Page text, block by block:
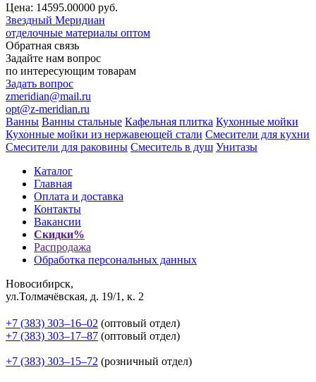
Цена: 14595.00000 руб.
Звездный Меридиан
отделочные материалы оптом
Обратная связь
Задайте нам вопрос
по интересующим товарам
Задать вопрос
zmeridian@mail.ru
opt@z-meridian.ru
Ванны Ванны стальные Кафельная плитка Кухонные мойки
Кухонные мойки из нержавеющей стали Смесители для кухни
Смесители для раковины Смеситель в душ Унитазы
Каталог
Главная
Оплата и доставка
Контакты
Вакансии
Скидки%
Распродажа
Обработка персональных данных
Новосибирск,
ул.Толмачёвская, д. 19/1, к. 2
+7 (383) 303‒16‒02 (оптовый отдел)
+7 (383) 303‒17‒87 (оптовый отдел)
+7 (383) 303‒15‒72 (розничный отдел)